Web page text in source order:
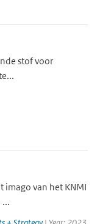
stof voor
imago van het KNMI